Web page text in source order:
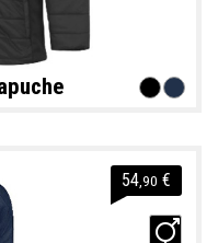
54,90 €